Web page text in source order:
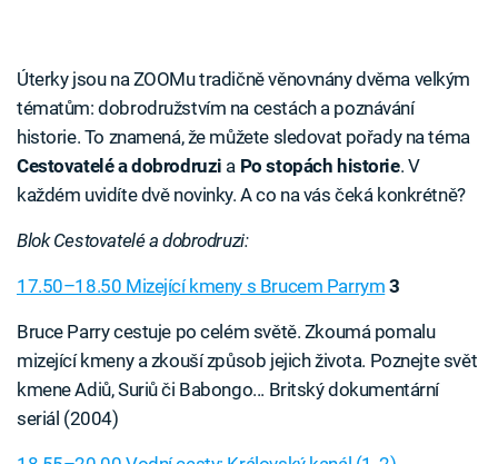
Úterky jsou na ZOOMu tradičně věnovnány dvěma velkým
tématům: dobrodružstvím na cestách a poznávání
historie. To znamená, že můžete sledovat pořady na téma
Cestovatelé a dobrodruzi a Po stopách historie. V
každém uvidíte dvě novinky. A co na vás čeká konkrétně?
Blok Cestovatelé a dobrodruzi:
17.50–18.50 Mizející kmeny s Brucem Parrym 3
Bruce Parry cestuje po celém světě. Zkoumá pomalu
mizející kmeny a zkouší způsob jejich života. Poznejte svět
kmene Adiů, Suriů či Babongo... Britský dokumentární
seriál (2004)